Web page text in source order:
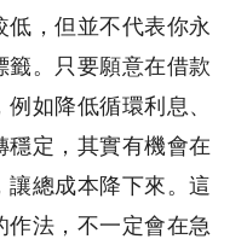
，但並不代表你永
。只要願意在借款
如降低循環利息、
定，其實有機會在
讓總成本降下來。這
法，不一定會在急